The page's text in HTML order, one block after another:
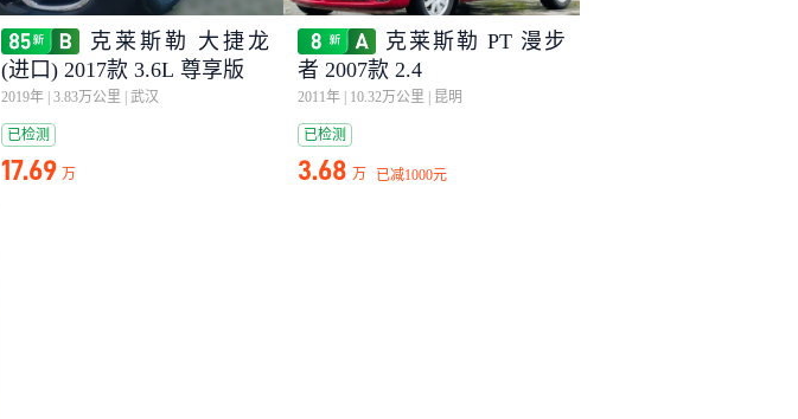
克莱斯勒 大捷龙
(进口) 2017款 3.6L 尊享版
2019年 3.83万公里 武汉
已检测
17.69 万
克莱斯勒 PT 漫步
者 2007款 2.4
2011年 10.32万公里 昆明
已检测
3.68 万 已减1000元